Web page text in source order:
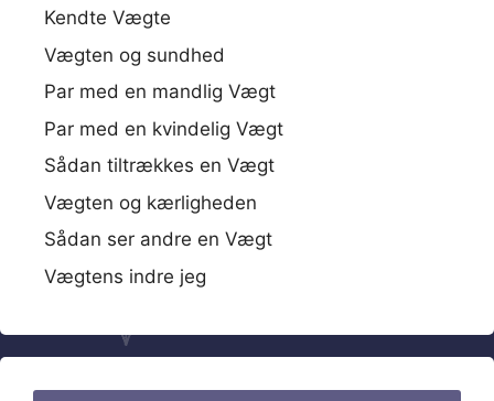
Kendte Vægte
Vægten og sundhed
Par med en mandlig Vægt
Par med en kvindelig Vægt
Sådan tiltrækkes en Vægt
Vægten og kærligheden
Sådan ser andre en Vægt
Vægtens indre jeg